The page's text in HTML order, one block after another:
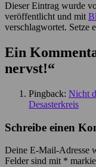
Dieser Eintrag wurde
veröffentlicht und mit
verschlagwortet. Setze
Ein
nervst!“
Pingback: Nicht
Desasterkreis
Schreibe einen
Deine E-Mail-Adresse
Felder sind mit *